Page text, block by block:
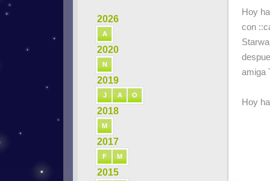
2026
A
2020
N
2019
J A O
2018
M
2017
F M
2015
Hoy
con
amiga
Hoy